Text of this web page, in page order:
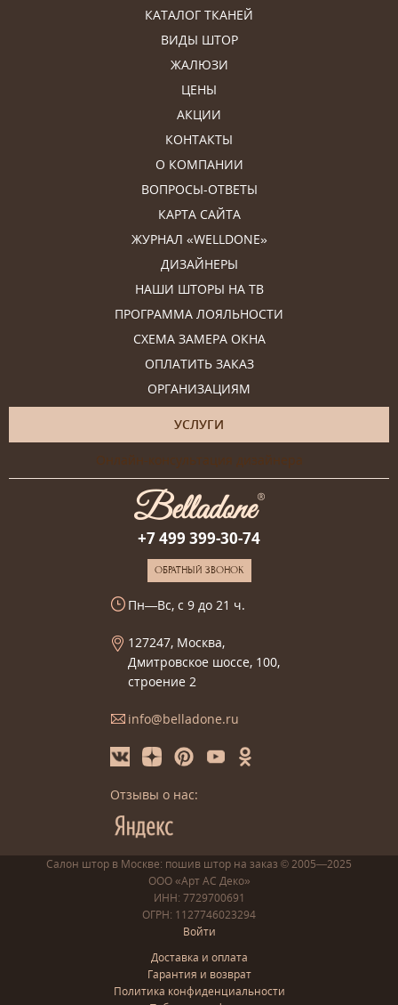
КАТАЛОГ ТКАНЕЙ
ВИДЫ ШТОР
ЖАЛЮЗИ
ЦЕНЫ
АКЦИИ
КОНТАКТЫ
О КОМПАНИИ
ВОПРОСЫ-ОТВЕТЫ
КАРТА САЙТА
ЖУРНАЛ «WELLDONE»
ДИЗАЙНЕРЫ
НАШИ ШТОРЫ НА ТВ
ПРОГРАММА ЛОЯЛЬНОСТИ
СХЕМА ЗАМЕРА ОКНА
ОПЛАТИТЬ ЗАКАЗ
ОРГАНИЗАЦИЯМ
УСЛУГИ
Онлайн-консультация дизайнера
+7 499 399-30-74
ОБРАТНЫЙ ЗВОНОК
Пн—Вс, с 9 до 21 ч.
127247, Москва,
Дмитровское шоссе, 100,
строение 2
info@belladone.ru
Отзывы о нас:
Салон штор в Москве: пошив штор на заказ © 2005—2025
ООО «Арт АС Деко»
ИНН: 7729700691
ОГРН: 1127746023294
Войти
Доставка и оплата
Гарантия и возврат
Политика конфиденциальности